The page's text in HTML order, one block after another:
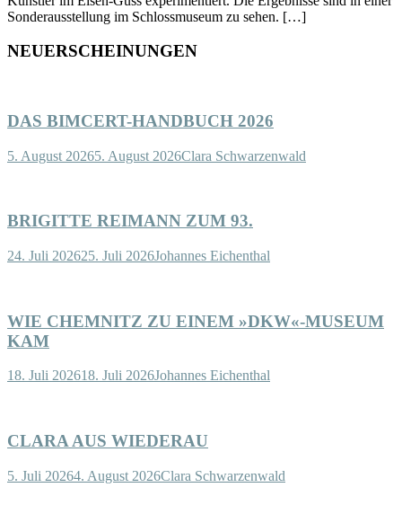
Sonderausstellung im Schlossmuseum zu sehen. […]
NEUERSCHEINUNGEN
DAS BIMCERT-HANDBUCH 2026
5. August 20265. August 2026Clara Schwarzenwald
BRIGITTE REIMANN ZUM 93.
24. Juli 202625. Juli 2026Johannes Eichenthal
WIE CHEMNITZ ZU EINEM »DKW«-MUSEUM
KAM
18. Juli 202618. Juli 2026Johannes Eichenthal
CLARA AUS WIEDERAU
5. Juli 20264. August 2026Clara Schwarzenwald